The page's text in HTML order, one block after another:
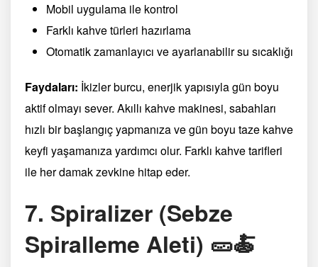
Mobil uygulama ile kontrol
Farklı kahve türleri hazırlama
Otomatik zamanlayıcı ve ayarlanabilir su sıcaklığı
Faydaları: İkizler burcu, enerjik yapısıyla gün boyu
aktif olmayı sever. Akıllı kahve makinesi, sabahları
hızlı bir başlangıç yapmanıza ve gün boyu taze kahve
keyfi yaşamanıza yardımcı olur. Farklı kahve tarifleri
ile her damak zevkine hitap eder.
7. Spiralizer (Sebze
Spiralleme Aleti) 🥒🍝